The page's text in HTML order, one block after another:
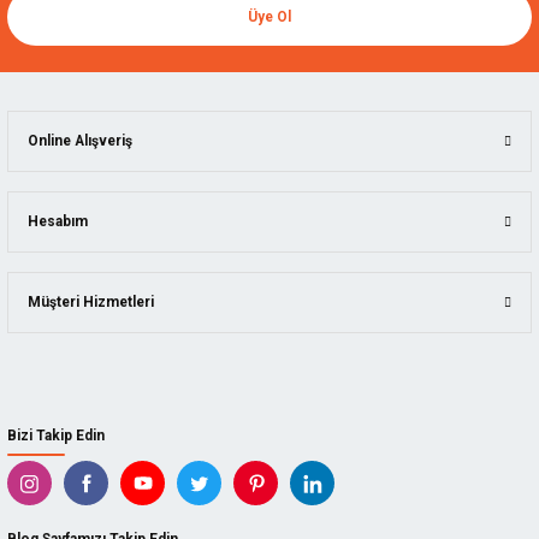
Üye Ol
Bizi Takip Edin
Online Alışveriş
Hesabım
Müşteri Hizmetleri